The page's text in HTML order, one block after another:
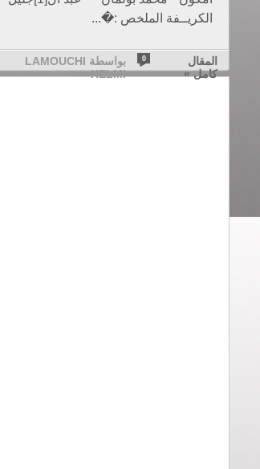
الكريــفة الملخص :�...
بواسطة LAMOUCHI
HELMI
0
المقال
كامل »